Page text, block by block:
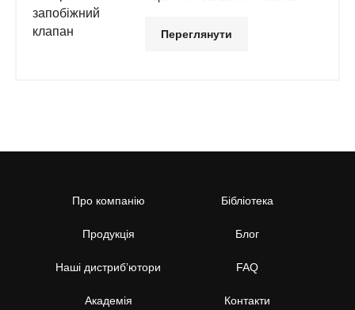
Переглянути
Про компанію
Продукція
Наші дистриб’ютори
Академія
Бібліотека
Блог
FAQ
Контакти